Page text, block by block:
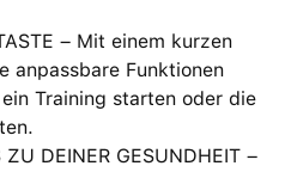
– Mit einem kurzen
anpassbare Funktionen
Training starten oder die
ZU DEINER GESUNDHEIT –